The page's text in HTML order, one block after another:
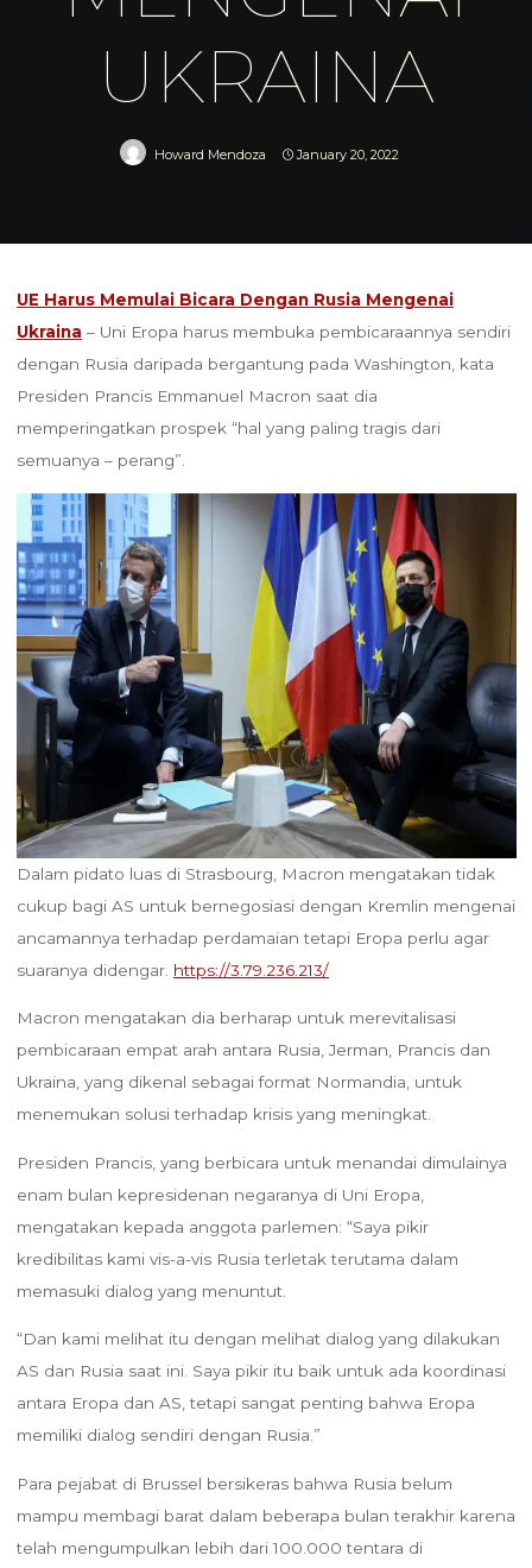
UKRAINA
Howard Mendoza January 20, 2022
UE Harus Memulai Bicara Dengan Rusia Mengenai
Ukraina – Uni Eropa harus membuka pembicaraannya sendiri
dengan Rusia daripada bergantung pada Washington, kata
Presiden Prancis Emmanuel Macron saat dia
memperingatkan prospek “hal yang paling tragis dari
semuanya – perang”.
Dalam pidato luas di Strasbourg, Macron mengatakan tidak
cukup bagi AS untuk bernegosiasi dengan Kremlin mengenai
ancamannya terhadap perdamaian tetapi Eropa perlu agar
suaranya didengar. https://3.79.236.213/
Macron mengatakan dia berharap untuk merevitalisasi
pembicaraan empat arah antara Rusia, Jerman, Prancis dan
Ukraina, yang dikenal sebagai format Normandia, untuk
menemukan solusi terhadap krisis yang meningkat.
Presiden Prancis, yang berbicara untuk menandai dimulainya
enam bulan kepresidenan negaranya di Uni Eropa,
mengatakan kepada anggota parlemen: “Saya pikir
kredibilitas kami vis-a-vis Rusia terletak terutama dalam
memasuki dialog yang menuntut.
“Dan kami melihat itu dengan melihat dialog yang dilakukan
AS dan Rusia saat ini. Saya pikir itu baik untuk ada koordinasi
antara Eropa dan AS, tetapi sangat penting bahwa Eropa
memiliki dialog sendiri dengan Rusia.”
Para pejabat di Brussel bersikeras bahwa Rusia belum
mampu membagi barat dalam beberapa bulan terakhir karena
telah mengumpulkan lebih dari 100.000 tentara di